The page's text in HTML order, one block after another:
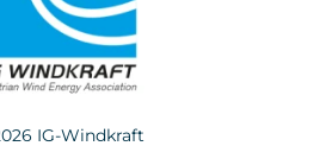
IG-Windkraft